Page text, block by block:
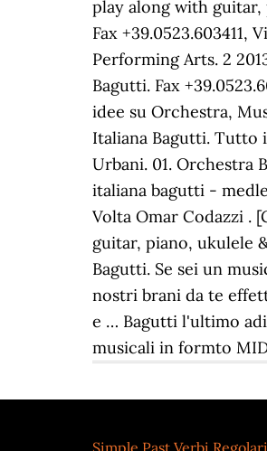
Simple Past Verbi Regolari